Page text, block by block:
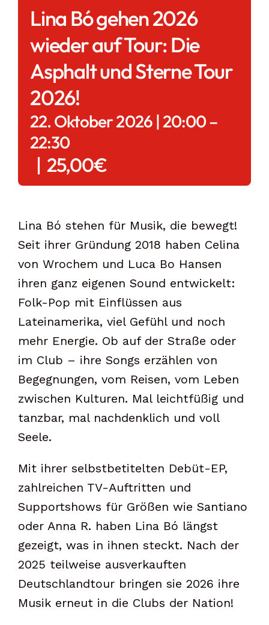
Lina Bó gehen 2026
wieder auf Tour: Die
Asphalt und Sterne Tour
2026!
22. Oktober 2026 | 20:00–
22:30
| 25,00€
Lina Bó stehen für Musik, die bewegt!
Seit ihrer Gründung 2018 haben Celina
von Wrochem und Luca Bo Hansen
ihren ganz eigenen Sound entwickelt:
Folk-Pop mit Einflüssen aus
Lateinamerika, viel Gefühl und noch
mehr Energie. Ob auf der Straße oder
im Club – ihre Songs erzählen von
Begegnungen, vom Reisen, vom Leben
zwischen Kulturen. Mal leichtfüßig und
tanzbar, mal nachdenklich und voll
Seele.
Mit ihrer selbstbetitelten Debüt-EP,
zahlreichen TV-Auftritten und
Supportshows für Größen wie Santiano
oder Anna R. haben Lina Bó längst
gezeigt, was in ihnen steckt. Nach der
2025 teilweise ausverkauften
Deutschlandtour bringen sie 2026 ihre
Musik erneut in die Clubs der Nation!